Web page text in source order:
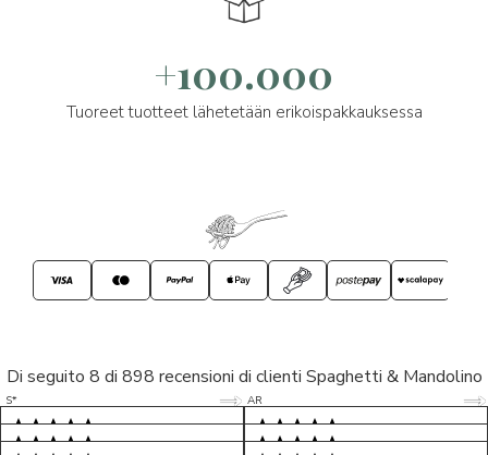
+100.000
Tuoreet tuotteet lähetetään erikoispakkauksessa
Di seguito 8 di 898 recensioni di clienti Spaghetti & Mandolino
S* 5/5
LP 5/5
M* 5/5
AR 5/5
D* 5/5
S* 5/5